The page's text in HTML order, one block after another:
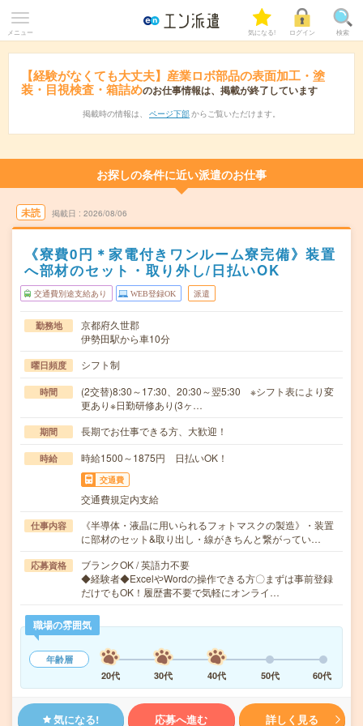
メニュー 気になる! ログイン 検索
【経験がなくても大丈夫】産業ロボ部品の表面加工・塗
装・目視検査・箱詰めのお仕事情報は、掲載が終了しています
掲載時の情報は、 ページ下部 からご覧いただけます。
お探しの条件に近い派遣のお仕事
未読 掲載日 2026/08/06
《寮費0円＊家電付きワンルーム寮完備》装置
へ部材のセット・取り外し/日払いOK
交通費別途支給あり WEB登録OK 派遣
勤務地
京都府久世郡
伊勢田駅から車10分
曜日頻度 シフト制
時間
(2交替)8:30～17:30、20:30～翌5:30 ※シフト表により変
更あり※日勤研修あり(3ヶ…
期間 長期でお仕事できる方、大歓迎！
時給 時給1500～1875円 日払いOK！
交通費
交通費規定内支給
仕事内容
《半導体・液晶に用いられるフォトマスクの製造》・装置
に部材のセット&取り出し・線がきちんと繋がってい…
応募資格
ブランクOK / 英語力不要
◆経験者◆ExcelやWordの操作できる方〇まずは事前登録
だけでもOK！履歴書不要で気軽にオンライ…
職場の雰囲気
年齢層
20代
30代 40代 50代 60代
気になる! 応募へ進む 詳しく見る